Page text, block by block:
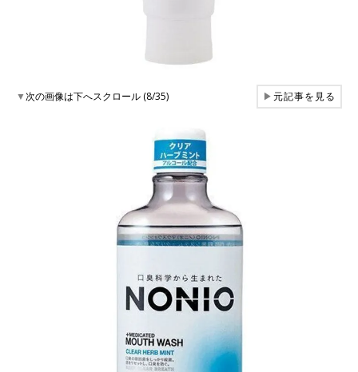
▼次の画像は下へスクロール (8/35) ▶元記事を見る